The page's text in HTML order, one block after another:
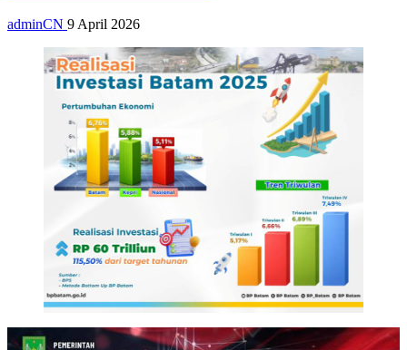
adminCN 9 April 2026